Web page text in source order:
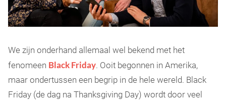
We zijn onderhand allemaal wel bekend met het
fenomeen Black Friday. Ooit begonnen in Amerika,
maar ondertussen een begrip in de hele wereld. Black
Friday (de dag na Thanksgiving Day) wordt door veel